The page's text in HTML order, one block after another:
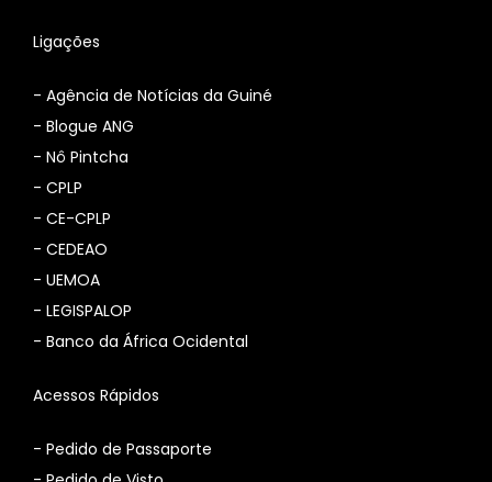
Ligações
- Agência de Notícias da Guiné
- Blogue ANG
- Nô Pintcha
- CPLP
- CE-CPLP
- CEDEAO
- UEMOA
- LEGISPALOP
- Banco da África Ocidental
Acessos Rápidos
- Pedido de Passaporte